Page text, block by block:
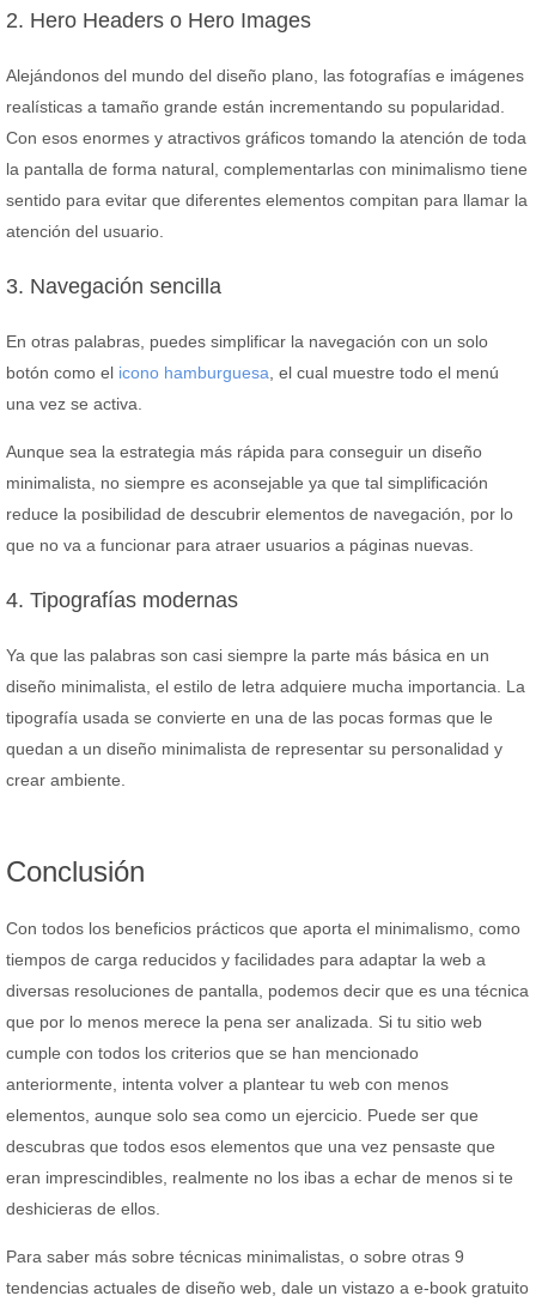
2. Hero Headers o Hero Images
Alejándonos del mundo del diseño plano, las fotografías e imágenes
realísticas a tamaño grande están incrementando su popularidad.
Con esos enormes y atractivos gráficos tomando la atención de toda
la pantalla de forma natural, complementarlas con minimalismo tiene
sentido para evitar que diferentes elementos compitan para llamar la
atención del usuario.
3. Navegación sencilla
En otras palabras, puedes simplificar la navegación con un solo
botón como el icono hamburguesa , el cual muestre todo el menú
una vez se activa.
Aunque sea la estrategia más rápida para conseguir un diseño
minimalista, no siempre es aconsejable ya que tal simplificación
reduce la posibilidad de descubrir elementos de navegación, por lo
que no va a funcionar para atraer usuarios a páginas nuevas.
4. Tipografías modernas
Ya que las palabras son casi siempre la parte más básica en un
diseño minimalista, el estilo de letra adquiere mucha importancia. La
tipografía usada se convierte en una de las pocas formas que le
quedan a un diseño minimalista de representar su personalidad y
crear ambiente.
Conclusión
Con todos los beneficios prácticos que aporta el minimalismo, como
tiempos de carga reducidos y facilidades para adaptar la web a
diversas resoluciones de pantalla, podemos decir que es una técnica
que por lo menos merece la pena ser analizada. Si tu sitio web
cumple con todos los criterios que se han mencionado
anteriormente, intenta volver a plantear tu web con menos
elementos, aunque solo sea como un ejercicio. Puede ser que
descubras que todos esos elementos que una vez pensaste que
eran imprescindibles, realmente no los ibas a echar de menos si te
deshicieras de ellos.
Para saber más sobre técnicas minimalistas, o sobre otras 9
tendencias actuales de diseño web, dale un vistazo a e-book gratuito